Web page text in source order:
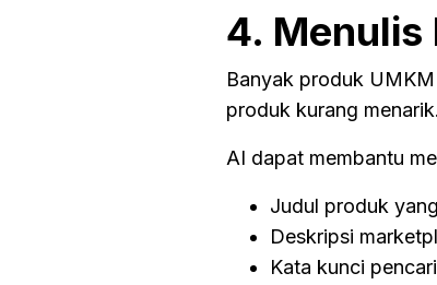
4. Menulis
Banyak produk
produk kurang menarik.
AI dapat membantu
Judul produk
Deskripsi
Kata kunci